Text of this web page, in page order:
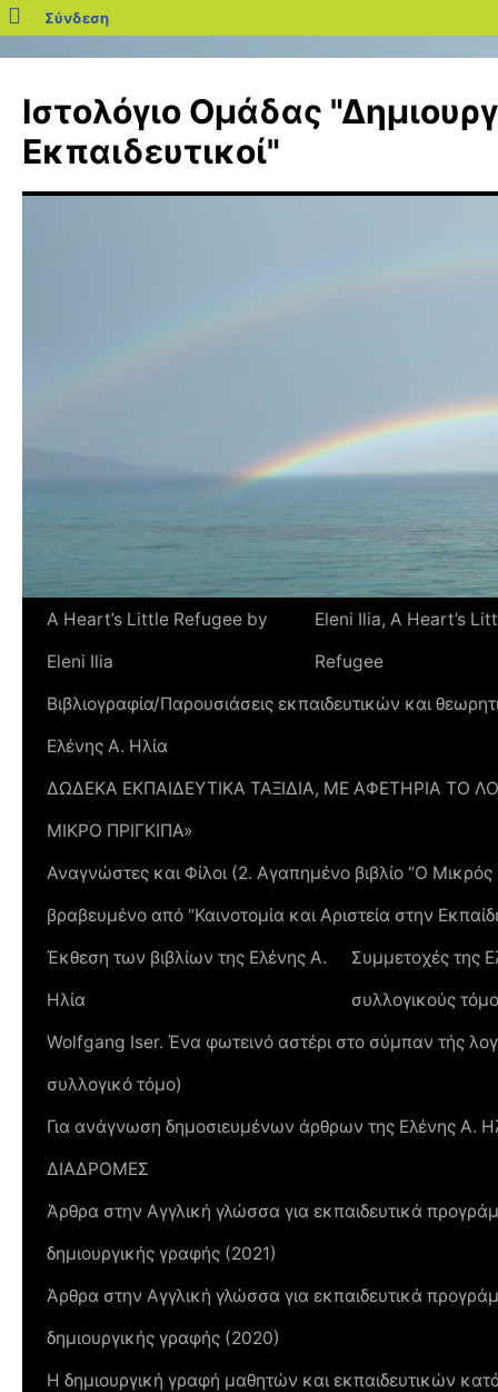
blogs.sch.gr
Σύνδεση
περιεχόμενο
Ιστολόγιο Ομάδας
Εκπαιδευτικοί"
A Heart’s Little Refugee by
Eleni Ilia
Eleni Ilia, A Heart’s
Refugee
Βιβλιογραφία/Παρουσιάσεις εκπαιδευτικών και
Ελένης Α. Ηλία
ΔΩΔΕΚΑ ΕΚΠΑΙΔΕΥΤΙΚΑ ΤΑΞΙΔΙΑ, ΜΕ ΑΦΕΤΗΡΙΑ ΤΟ
ΜΙΚΡΟ ΠΡΙΓΚΙΠΑ»
Αναγνώστες και Φίλοι (2. Αγαπημένο βιβλίο “Ο
βραβευμένο από “Καινοτομία και Αριστεία στην
Έκθεση των βιβλίων της Ελένης Α.
Ηλία
Συμμετοχές της
συλλογικούς
Wolfgang Iser. Ένα φωτεινό αστέρι στο σύμπαν τής
συλλογικό τόμο)
Για ανάγνωση δημοσιευμένων άρθρων της Ελένης Α.
ΔΙΑΔΡΟΜΕΣ
Άρθρα στην Αγγλική γλώσσα για εκπαιδευτικά
δημιουργικής γραφής (2021)
Άρθρα στην Αγγλική γλώσσα για εκπαιδευτικά
δημιουργικής γραφής (2020)
Η δημιουργική γραφή μαθητών και εκπαιδευτικών